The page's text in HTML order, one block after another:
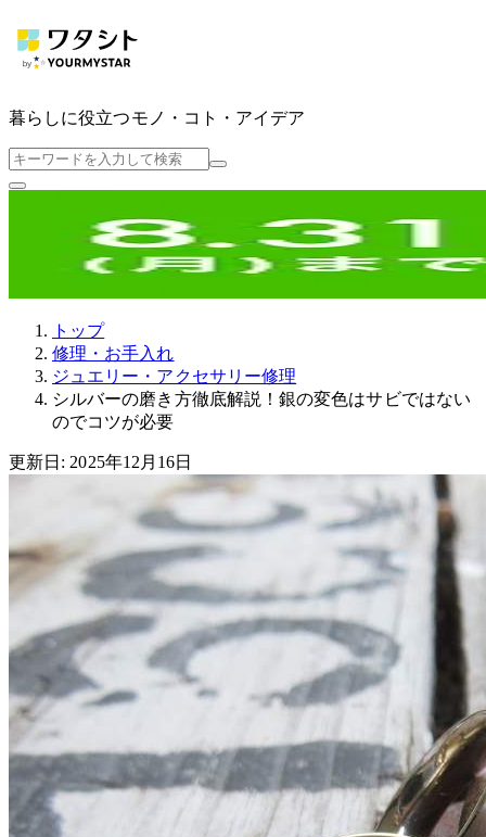
暮らしに役立つモノ・コト・アイデア
トップ
修理・お手入れ
ジュエリー・アクセサリー修理
シルバーの磨き方徹底解説！銀の変色はサビではない
のでコツが必要
更新日: 2025年12月16日